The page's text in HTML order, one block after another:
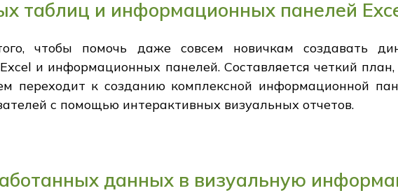
таблиц и информационных панелей
чтобы помочь даже совсем новичкам создавать
и информационных панелей. Составляется четкий
переходит к созданию комплексной информационной
с помощью интерактивных визуальных отчетов.
данных в визуальную